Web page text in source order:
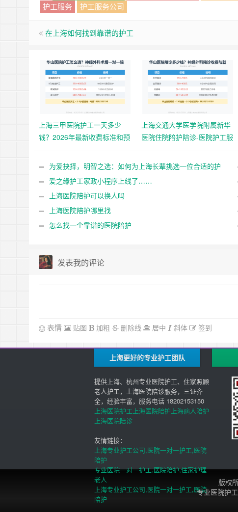
护工服务
护工服务公司
在上海如何找到靠谱的护工
上海三甲医院护工一天多少
钱？2026年最新收费标准和预
上海交通大学医学院附属新华
医院住院陪护陪诊-医院护工服
为爱抉择，明智之选：如何为上海长辈挑选一位合适的护
工 爱之缘护工家政小程序上线了……
上海医院陪护可以换人吗
上海医院陪护哪里找
怎么找一个靠谱的医院陪护
发表我的评论
表情 贴图 加粗 删除线 居中 斜体 签到
上海更好的专业护工团队
提供上海、杭州专业医院护工、住家照顾
老人护工，上海医院陪诊服务，三证齐
全，经验丰富，服务电话 18202153150
上海医院护工 上海医院陪护 上海病人陪护
上海医院陪诊
友情链接：
上海专业护工公司,医院一对一护工,医院
陪护
专业医院一对一护工,医院陪护,住家护理
老人
上海专业护工公司,医院一对一护工,医院
陪护
版权
专业医院护工